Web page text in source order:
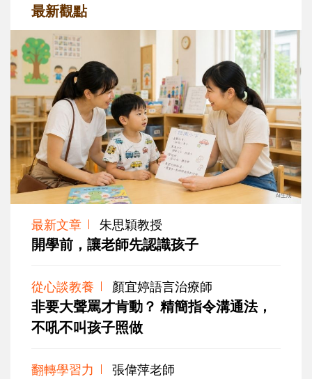
最新觀點
最新文章 朱思穎教授
開學前，讓老師先認識孩子
從心談教養 顏宜婷語言治療師
非要大聲罵才肯動？ 精簡指令溝通法，
不吼不叫孩子照做
翻轉學習力 張偉萍老師